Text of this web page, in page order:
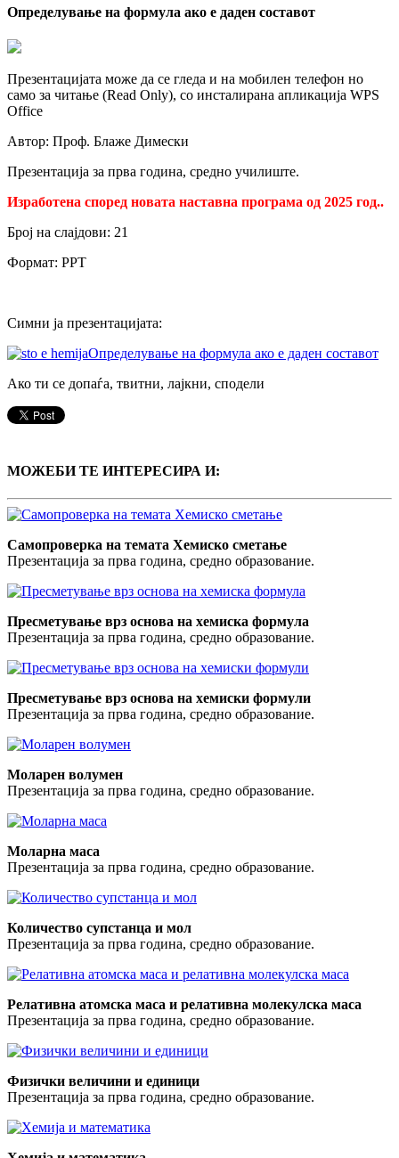
Определување на формула ако е даден составот
Презентацијата може да се гледа и на мобилен телефон но
само за читање (Read Only), со инсталирана апликација WPS
Office
Автор: Проф. Блаже Димески
Презентација за прва година, средно училиште.
Изработена според новата наставна програма од 2025 год..
Број на слајдови: 21
Формат: PPT
Симни ја презентацијата:
Определување на формула ако е даден составот
Ако ти се допаѓа, твитни, лајкни, сподели
МОЖЕБИ ТЕ ИНТЕРЕСИРА И:
Самопроверка на темата Хемиско сметање
Презентација за прва година, средно образование.
Пресметување врз основа на хемискa формулa
Презентација за прва година, средно образование.
Пресметување врз основа на хемиски формули
Презентација за прва година, средно образование.
Моларен волумен
Презентација за прва година, средно образование.
Моларна маса
Презентација за прва година, средно образование.
Количество супстанца и мол
Презентација за прва година, средно образование.
Релативна атомска маса и релативна молекулска маса
Презентација за прва година, средно образование.
Физички величини и единици
Презентација за прва година, средно образование.